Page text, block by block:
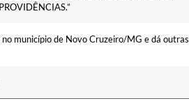
município de Novo Cruzeiro/MG e dá outras